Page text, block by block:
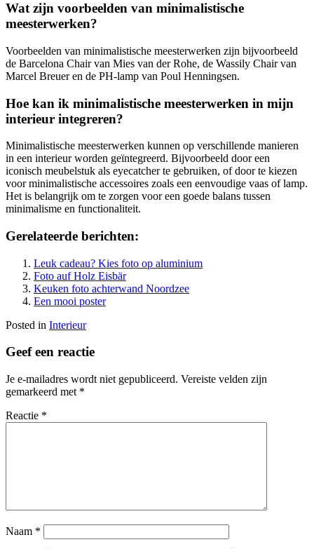
Wat zijn voorbeelden van minimalistische
meesterwerken?
Voorbeelden van minimalistische meesterwerken zijn bijvoorbeeld
de Barcelona Chair van Mies van der Rohe, de Wassily Chair van
Marcel Breuer en de PH-lamp van Poul Henningsen.
Hoe kan ik minimalistische meesterwerken in mijn
interieur integreren?
Minimalistische meesterwerken kunnen op verschillende manieren
in een interieur worden geïntegreerd. Bijvoorbeeld door een
iconisch meubelstuk als eyecatcher te gebruiken, of door te kiezen
voor minimalistische accessoires zoals een eenvoudige vaas of lamp.
Het is belangrijk om te zorgen voor een goede balans tussen
minimalisme en functionaliteit.
Gerelateerde berichten:
Leuk cadeau? Kies foto op aluminium
Foto auf Holz Eisbär
Keuken foto achterwand Noordzee
Een mooi poster
Posted in Interieur
Geef een reactie
Je e-mailadres wordt niet gepubliceerd. Vereiste velden zijn
gemarkeerd met *
Reactie *
Naam *